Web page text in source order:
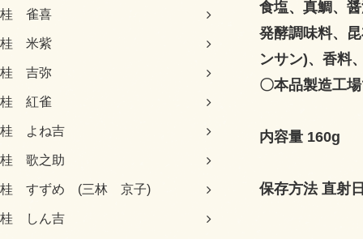
桂 雀喜
桂 米紫
桂 吉弥
桂 紅雀
桂 よね吉
桂 歌之助
桂 すずめ (三林 京子)
桂 しん吉
食塩、真鯛、
発酵調味料、
ンサン)、香料
〇本品製造工
内容量 160g
保存方法 直射